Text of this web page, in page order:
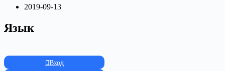
2019-09-13
Язык
Вход